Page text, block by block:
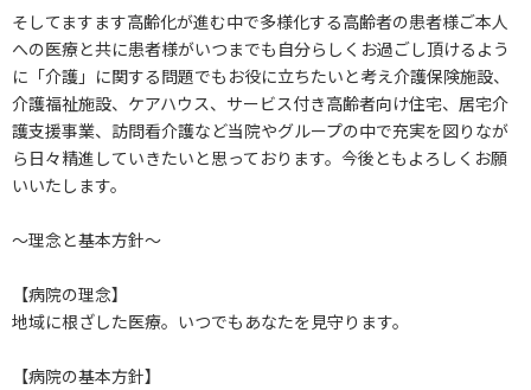
そしてますます高齢化が進む中で多様化する高齢者の患者様ご本人
への医療と共に患者様がいつまでも自分らしくお過ごし頂けるよう
に「介護」に関する問題でもお役に立ちたいと考え介護保険施設、
介護福祉施設、ケアハウス、サービス付き高齢者向け住宅、居宅介
護支援事業、訪問看介護など当院やグループの中で充実を図りなが
ら日々精進していきたいと思っております。今後ともよろしくお願
いいたします。
～理念と基本方針～
【病院の理念】
地域に根ざした医療。いつでもあなたを見守ります。
【病院の基本方針】